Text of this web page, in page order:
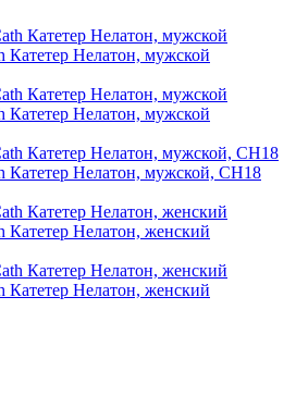
Катетер Нелатон, мужской
Катетер Нелатон, мужской
Катетер Нелатон, мужской, CH18
Катетер Нелатон, женский
Катетер Нелатон, женский